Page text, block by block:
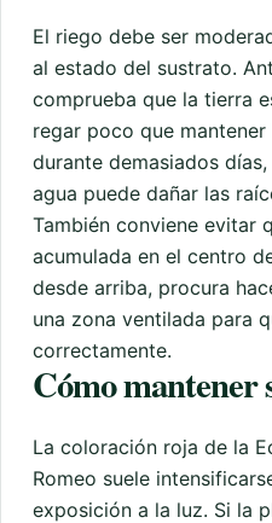
El riego debe ser
al estado del sustrato.
comprueba que la tierra
regar poco que
durante demasiados
agua puede dañar las
También conviene evitar
acumulada en el centro
desde arriba, procura
una zona ventilada para
correctamente.
Cómo mantener
La coloración roja de la
Romeo suele
exposición a la luz. Si la